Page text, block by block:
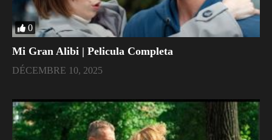
0
Mi Gran Alibi | Pelicula Completa
DÉCEMBRE 10, 2025